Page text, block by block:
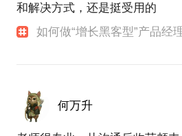
和解决方式，还是挺受用的
如何做“增长黑客型”产品经
何万升